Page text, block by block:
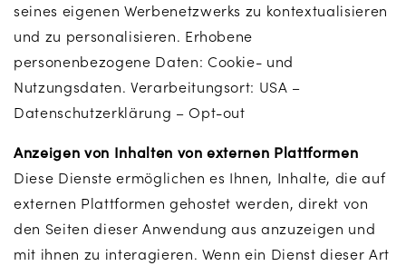
seines eigenen Werbenetzwerks zu kontextualisieren
und zu personalisieren. Erhobene
personenbezogene Daten: Cookie- und
Nutzungsdaten. Verarbeitungsort: USA –
Datenschutzerklärung – Opt-out
Anzeigen von Inhalten von externen Plattformen
Diese Dienste ermöglichen es Ihnen, Inhalte, die auf
externen Plattformen gehostet werden, direkt von
den Seiten dieser Anwendung aus anzuzeigen und
mit ihnen zu interagieren. Wenn ein Dienst dieser Art